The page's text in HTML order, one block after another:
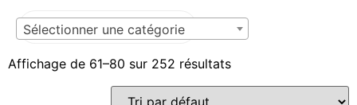
Sélectionner une catégorie
Affichage de 61–80 sur 252 résultats